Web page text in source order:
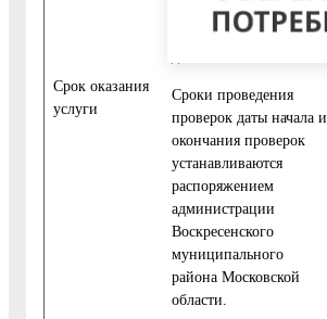
Cрок оказания
услуги
не превышающий
двадцати рабочих
Сроки проведения
проверок даты начала и
окончания проверок
устанавливаются
распоряжением
администрации
Воскресенского
муниципального
района Московской
области.